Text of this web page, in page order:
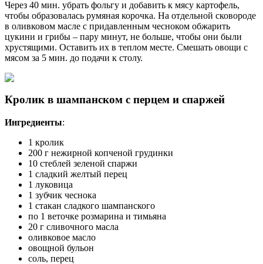
Через 40 мин. убрать фольгу и добавить к мясу картофель,
чтобы образовалась румяная корочка. На отдельной сковороде
в оливковом масле с придавленным чесноком обжарить
цукини и грибы – пару минут, не больше, чтобы они были
хрустящими. Оставить их в теплом месте. Смешать овощи с
мясом за 5 мин. до подачи к столу.
Кролик в шампанском с перцем и спаржей
Ингредиенты:
1 кролик
200 г нежирной копченой грудинки
10 стеблей зеленой спаржи
1 сладкий желтый перец
1 луковица
1 зубчик чеснока
1 стакан сладкого шампанского
по 1 веточке розмарина и тимьяна
20 г сливочного масла
оливковое масло
овощной бульон
соль, перец